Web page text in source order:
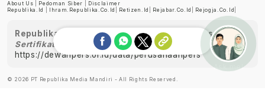
About Us Pedoman Siber
Disclaimer
Republika.id
Ihram.republika.co.id Retizen.id Rejabar.co.id Rejogja.co.id
Republika telah diverifikasi oleh Dewan Pers
Sertifikat Nomor 1058/DP-Verifikasi/K/XII/2022
https://dewanpers.or.id/data/perusahaanpers
© 2026 PT Republika Media Mandiri - All Rights Reserved.
Ask me!